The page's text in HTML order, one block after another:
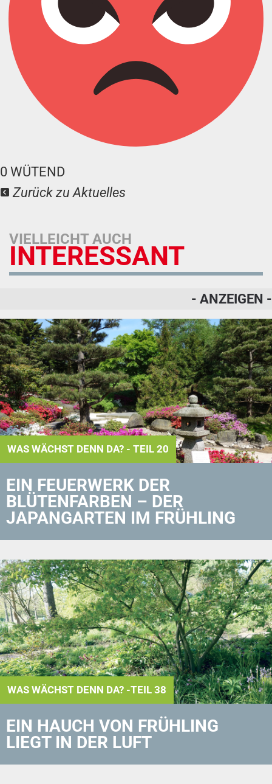
0 WÜTEND
Zurück zu Aktuelles
VIELLEICHT AUCH
INTERESSANT
- ANZEIGEN -
WAS WÄCHST DENN DA? - TEIL 20
EIN FEUERWERK DER
BLÜTENFARBEN – DER
JAPANGARTEN IM FRÜHLING
WAS WÄCHST DENN DA? -TEIL 38
EIN HAUCH VON FRÜHLING
LIEGT IN DER LUFT